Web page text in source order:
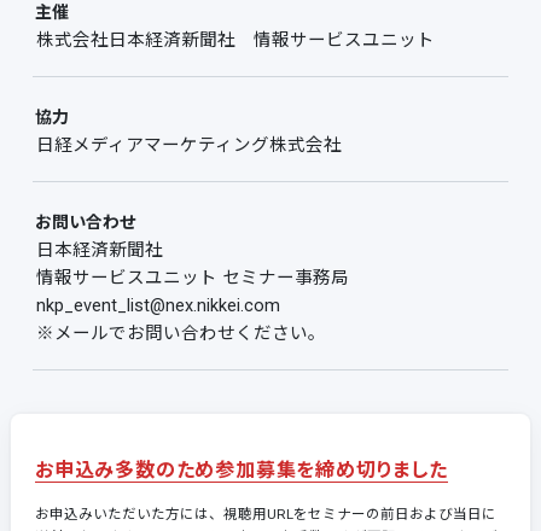
主催
株式会社日本経済新聞社 情報サービスユニット
協力
日経メディアマーケティング株式会社
お問い合わせ
日本経済新聞社
情報サービスユニット セミナー事務局
nkp_event_list@nex.nikkei.com
※メールでお問い合わせください。
お申込み多数のため参加募集を締め切りました
お申込みいただいた方には、視聴用URLをセミナーの前日および当日に